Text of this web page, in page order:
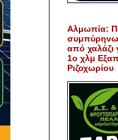
Αλμωπία:
από χαλάζι
1ο χλμ
Ριζοχωρίου